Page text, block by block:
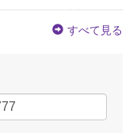
すべて見る